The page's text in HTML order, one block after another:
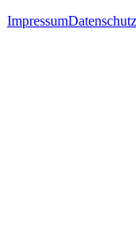
ImpressumDatenschutz